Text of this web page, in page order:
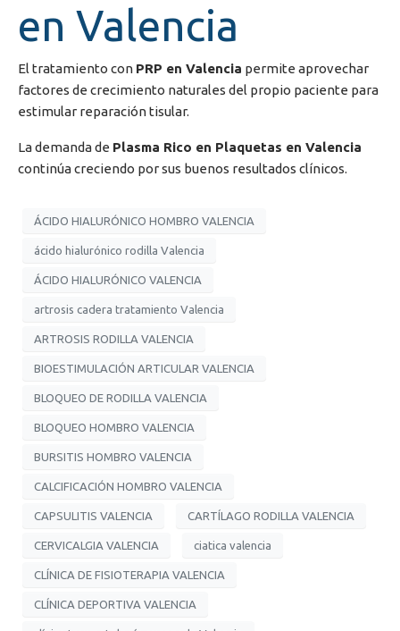
en Valencia
El tratamiento con PRP en Valencia permite aprovechar
factores de crecimiento naturales del propio paciente para
estimular reparación tisular.
La demanda de Plasma Rico en Plaquetas en Valencia
continúa creciendo por sus buenos resultados clínicos.
ÁCIDO HIALURÓNICO HOMBRO VALENCIA
ácido hialurónico rodilla Valencia
ÁCIDO HIALURÓNICO VALENCIA
artrosis cadera tratamiento Valencia
ARTROSIS RODILLA VALENCIA
BIOESTIMULACIÓN ARTICULAR VALENCIA
BLOQUEO DE RODILLA VALENCIA
BLOQUEO HOMBRO VALENCIA
BURSITIS HOMBRO VALENCIA
CALCIFICACIÓN HOMBRO VALENCIA
CAPSULITIS VALENCIA CARTÍLAGO RODILLA VALENCIA
CERVICALGIA VALENCIA ciatica valencia
CLÍNICA DE FISIOTERAPIA VALENCIA
CLÍNICA DEPORTIVA VALENCIA